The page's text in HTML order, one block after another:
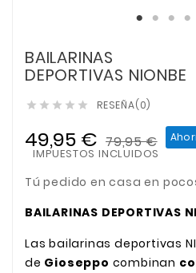
BAILARINAS
DEPORTIVAS NIONBE
     RESEÑA(0)
49,95 € 79,95 €
IMPUESTOS INCLUIDOS
Tú pedido en casa en
BAILARINAS DEPORTIVAS
Las bailarinas deportivas
de Gioseppo combinan